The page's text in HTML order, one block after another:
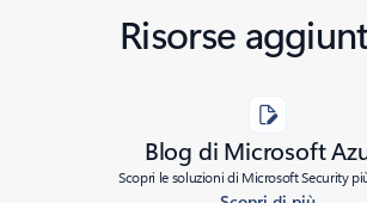
Risorse
Blog di Microsoft
Scopri le soluzioni di Microsoft Security